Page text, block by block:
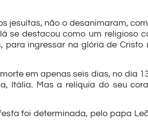
jesuítas, não o desanimaram,
se destacou como um religioso
ingressar na glória de Cristo
em apenas seis dias, no dia
Itália. Mas a relíquia do seu
foi determinada, pelo papa